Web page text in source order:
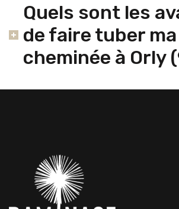
Quels sont les
de faire tuber ma
cheminée à Orly